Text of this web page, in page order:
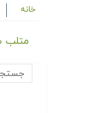
خانه
متلب